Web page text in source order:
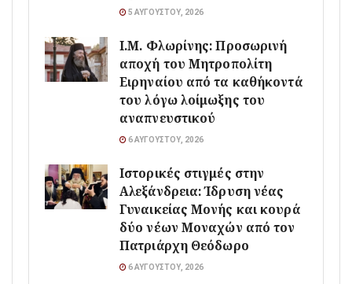
5 ΑΥΓΟΎΣΤΟΥ, 2026
Ι.Μ. Φλωρίνης: Προσωρινή
αποχή του Μητροπολίτη
Ειρηναίου από τα καθήκοντά
του λόγω λοίμωξης του
αναπνευστικού
6 ΑΥΓΟΎΣΤΟΥ, 2026
Ιστορικές στιγμές στην
Αλεξάνδρεια: Ίδρυση νέας
Γυναικείας Μονής και κουρά
δύο νέων Μοναχών από τον
Πατριάρχη Θεόδωρο
6 ΑΥΓΟΎΣΤΟΥ, 2026